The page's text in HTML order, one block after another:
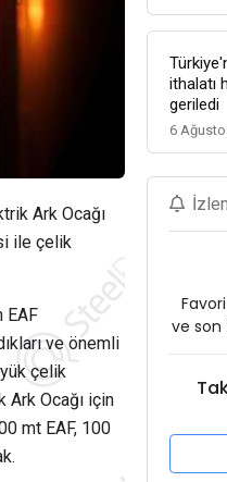
Ark Ocağı
ile çelik
EAF
ve önemli
çelik
Ark Ocağı için
mt EAF, 100
ithalatı
geriledi
6
ve son